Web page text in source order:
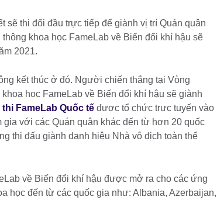
sẽ thi đối đầu trực tiếp để giành vị trí Quán quân
khoa học FameLab về Biến đổi khí hậu sẽ
2021.
kết thúc ở đó. Người chiến thắng tại Vòng
học FameLab về Biến đổi khí hậu sẽ giành
FameLab Quốc tế được tổ chức trực tuyến vào
với các Quán quân khác đến từ hơn 20 quốc
thi đấu giành danh hiệu Nhà vô địch toàn thế
về Biến đổi khí hậu được mở ra cho các ứng
học đến từ các quốc gia như: Albania, Azerbaijan,